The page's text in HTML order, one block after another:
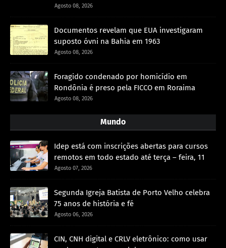
Agosto 08, 2026
Documentos revelam que EUA investigaram
suposto óvni na Bahia em 1963
Agosto 08, 2026
Foragido condenado por homicídio em
Rondônia é preso pela FICCO em Roraima
Agosto 08, 2026
Mundo
Idep está com inscrições abertas para cursos
remotos em todo estado até terça – feira, 11
Agosto 07, 2026
Segunda Igreja Batista de Porto Velho celebra
75 anos de história e fé
Agosto 06, 2026
CIN, CNH digital e CRLV eletrônico: como usar